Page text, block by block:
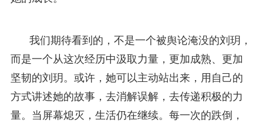
我们期待看到的，不是一个被舆论淹没的刘玥，
而是一个从这次经历中汲取力量，更加成熟、更加
坚韧的刘玥。或许，她可以主动站出来，用自己的
方式讲述她的故事，去消解误解，去传递积极的力
量。当屏幕熄灭，生活仍在继续。每一次的跌倒，